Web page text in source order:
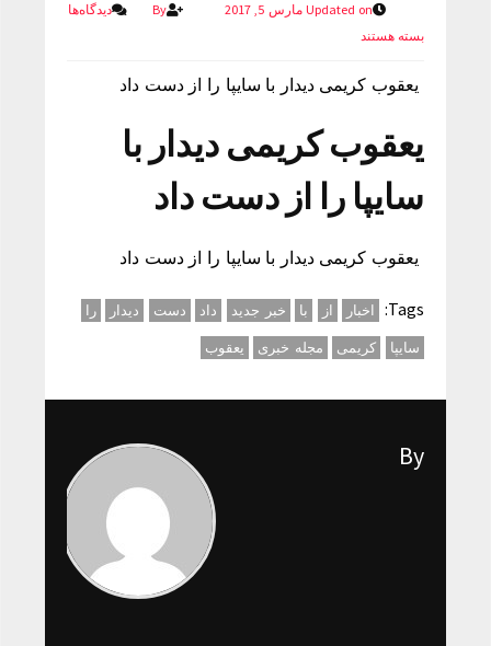
Updated on مارس 5, 2017 By
دیدگاه‌ها
بسته هستند
یعقوب کریمی دیدار با سایپا را از دست داد
یعقوب کریمی دیدار با
سایپا را از دست داد
یعقوب کریمی دیدار با سایپا را از دست داد
Tags: اخبار از با خبر جدید داد دست دیدار
را
سایپا
کریمی مجله خبری یعقوب
By